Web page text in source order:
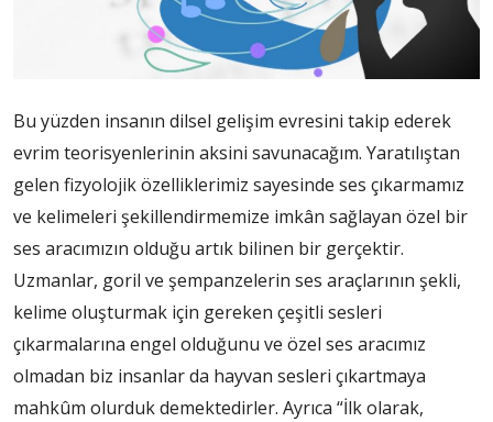
Bu yüzden insanın dilsel gelişim evresini takip ederek
evrim teorisyenlerinin aksini savunacağım. Yaratılıştan
gelen fizyolojik özelliklerimiz sayesinde ses çıkarmamız
ve kelimeleri şekillendirmemize imkân sağlayan özel bir
ses aracımızın olduğu artık bilinen bir gerçektir.
Uzmanlar, goril ve şempanzelerin ses araçlarının şekli,
kelime oluşturmak için gereken çeşitli sesleri
çıkarmalarına engel olduğunu ve özel ses aracımız
olmadan biz insanlar da hayvan sesleri çıkartmaya
mahkûm olurduk demektedirler. Ayrıca “İlk olarak,